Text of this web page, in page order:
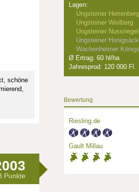
schöne
Punkte
2001
Lagen:
Ungsteiner Herrenberg
Ungsteiner Weilberg
Ungsteiner Nussriegel
Ungsteiner
Wachenheimer
Ø Ertrag: 60 hl/ha
Jahresprod: 120 000 Fl.
Bewertung
Riesling.de
Gault Millau